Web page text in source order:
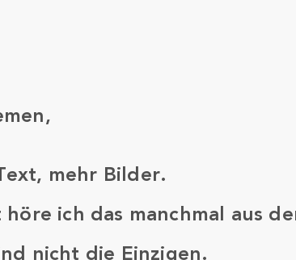
mehr Bilder.
ich das manchmal aus
nicht die Einzigen.